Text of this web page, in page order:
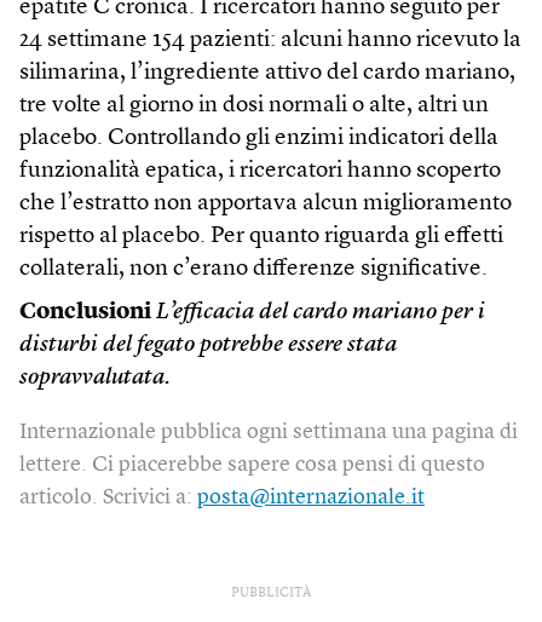
epatite C cronica. I ricercatori hanno seguito per
24 settimane 154 pazienti: alcuni hanno ricevuto la
silimarina, l’ingrediente attivo del cardo mariano,
tre volte al giorno in dosi normali o alte, altri un
placebo. Controllando gli enzimi indicatori della
funzionalità epatica, i ricercatori hanno scoperto
che l’estratto non apportava alcun miglioramento
rispetto al placebo. Per quanto riguarda gli effetti
collaterali, non c’erano differenze significative.
Conclusioni L’efficacia del cardo mariano per i
disturbi del fegato potrebbe essere stata
sopravvalutata.
Internazionale pubblica ogni settimana una pagina di
lettere. Ci piacerebbe sapere cosa pensi di questo
articolo. Scrivici a: posta@internazionale.it
PUBBLICITÀ